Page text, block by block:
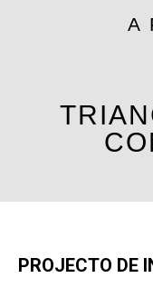
PROJECTO DE